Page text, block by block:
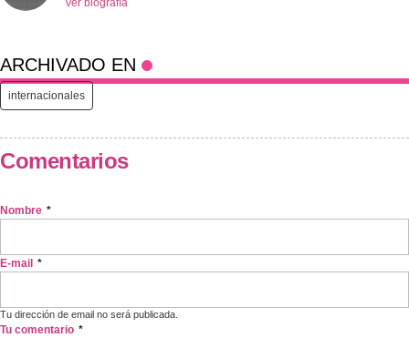
Ver biografía
ARCHIVADO EN
internacionales
Comentarios
Nombre *
E-mail *
Tu dirección de email no será publicada.
Tu comentario *